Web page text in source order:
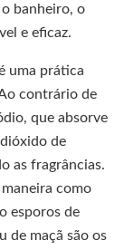
banheiro, o
e eficaz.
uma prática
contrário de
que absorve
de
as fragrâncias.
como
esporos de
de maçã são os